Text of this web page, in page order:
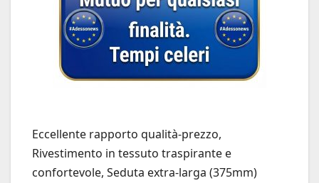
Eccellente rapporto qualità-prezzo,
Rivestimento in tessuto traspirante e
confortevole, Seduta extra-larga (375mm)